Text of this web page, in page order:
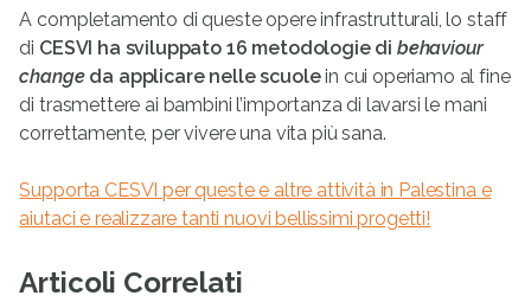
A completamento di queste opere infrastrutturali, lo staff
di CESVI ha sviluppato 16 metodologie di behaviour
changeda applicare nelle scuolein cui operiamo al fine
di trasmettere ai bambini l’importanza di lavarsi le mani
correttamente, per vivere una vita più sana.
Supporta CESVI per queste e altre attività in Palestina e
aiutaci e realizzare tanti nuovi bellissimi progetti!
Articoli Correlati